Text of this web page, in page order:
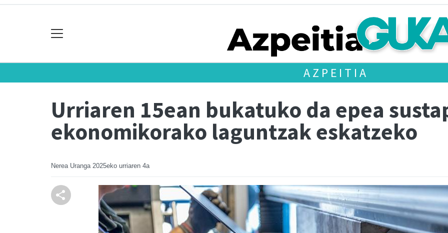
AZPEITIA
Urriaren 15ean bukatuko da epea
ekonomikorako laguntzak eskatzeko
Nerea Uranga 2025eko urriaren 4a